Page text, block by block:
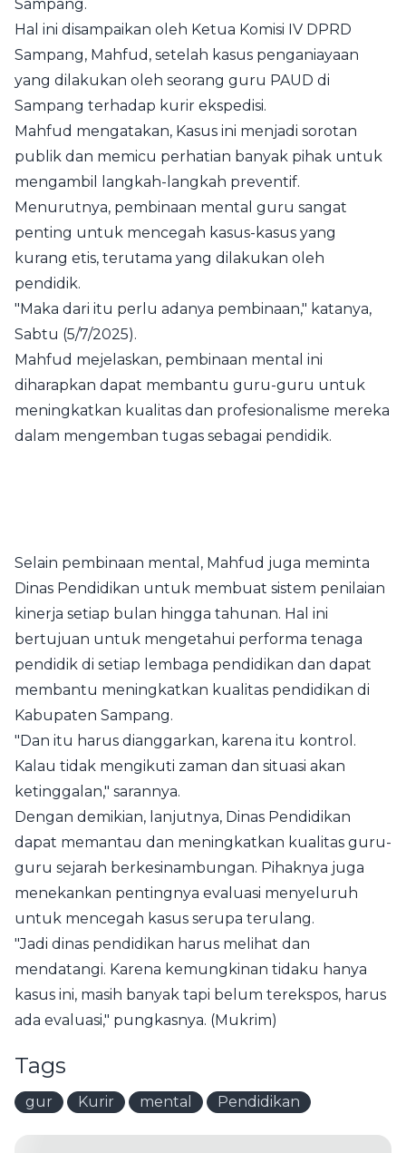
Sampang.
Hal ini disampaikan oleh Ketua Komisi IV DPRD
Sampang, Mahfud, setelah kasus penganiayaan
yang dilakukan oleh seorang guru PAUD di
Sampang terhadap kurir ekspedisi.
Mahfud mengatakan, Kasus ini menjadi sorotan
publik dan memicu perhatian banyak pihak untuk
mengambil langkah-langkah preventif.
Menurutnya, pembinaan mental guru sangat
penting untuk mencegah kasus-kasus yang
kurang etis, terutama yang dilakukan oleh
pendidik.
"Maka dari itu perlu adanya pembinaan," katanya,
Sabtu (5/7/2025).
Mahfud mejelaskan, pembinaan mental ini
diharapkan dapat membantu guru-guru untuk
meningkatkan kualitas dan profesionalisme mereka
dalam mengemban tugas sebagai pendidik.
Selain pembinaan mental, Mahfud juga meminta
Dinas Pendidikan untuk membuat sistem penilaian
kinerja setiap bulan hingga tahunan. Hal ini
bertujuan untuk mengetahui performa tenaga
pendidik di setiap lembaga pendidikan dan dapat
membantu meningkatkan kualitas pendidikan di
Kabupaten Sampang.
"Dan itu harus dianggarkan, karena itu kontrol.
Kalau tidak mengikuti zaman dan situasi akan
ketinggalan," sarannya.
Dengan demikian, lanjutnya, Dinas Pendidikan
dapat memantau dan meningkatkan kualitas guru-
guru sejarah berkesinambungan. Pihaknya juga
menekankan pentingnya evaluasi menyeluruh
untuk mencegah kasus serupa terulang.
"Jadi dinas pendidikan harus melihat dan
mendatangi. Karena kemungkinan tidaku hanya
kasus ini, masih banyak tapi belum terekspos, harus
ada evaluasi," pungkasnya. (Mukrim)
Tags
gur Kurir mental Pendidikan